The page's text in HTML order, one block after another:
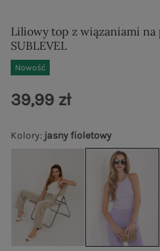
Liliowy top z wiązaniami na
SUBLEVEL
Nowość
Kolory: jasny fioletowy
39,99 zł